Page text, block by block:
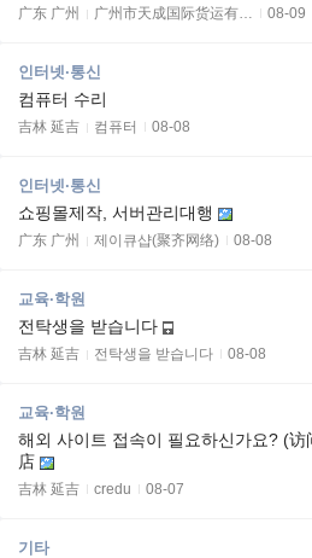
广东 广州 广州市天成国际货运有… 08-09
인터넷·통신
컴퓨터 수리
吉林 延吉 컴퓨터 08-08
인터넷·통신
쇼핑몰제작, 서버관리대행
广东 广州 제이큐샵(聚齐网络) 08-08
교육·학원
전탁생을 받습니다
吉林 延吉 전탁생을 받습니다 08-08
교육·학원
해외 사이트 접속이 필요하신가요? (
店
吉林 延吉 credu 08-07
기타